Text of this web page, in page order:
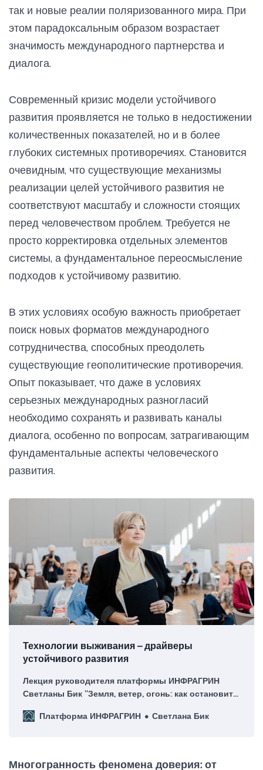
так и новые реалии поляризованного мира. При
этом парадоксальным образом возрастает
значимость международного партнерства и
диалога.
Современный кризис модели устойчивого
развития проявляется не только в недостижении
количественных показателей, но и в более
глубоких системных противоречиях. Становится
очевидным, что существующие механизмы
реализации целей устойчивого развития не
соответствуют масштабу и сложности стоящих
перед человечеством проблем. Требуется не
просто корректировка отдельных элементов
системы, а фундаментальное переосмысление
подходов к устойчивому развитию.
В этих условиях особую важность приобретает
поиск новых форматов международного
сотрудничества, способных преодолеть
существующие геополитические противоречия.
Опыт показывает, что даже в условиях
серьезных международных разногласий
необходимо сохранять и развивать каналы
диалога, особенно по вопросам, затрагивающим
фундаментальные аспекты человеческого
развития.
Технологии выживания – драйверы
устойчивого развития
Лекция руководителя платформы ИНФРАГРИН
Светланы Бик ”Земля, ветер, огонь: как остановить
согласию и устойчивому развитию”
Платформа ИНФРАГРИН Светлана Бик
Многогранность феномена доверия: от